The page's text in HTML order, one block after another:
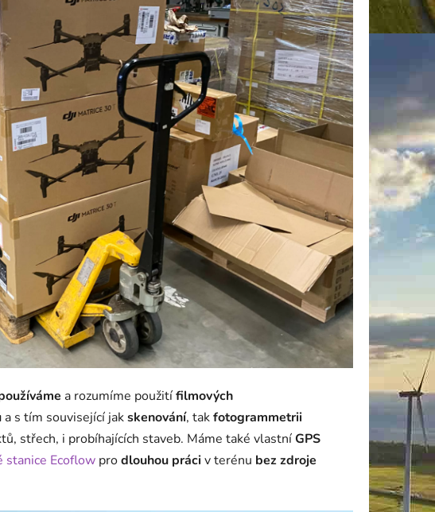
a rozumíme použitífilmových
a s tím související jakskenování, takfotogrammetrii
střech, i probíhajících staveb. Máme také vlastníGPS
stanice Ecoflow prodlouhou práciv terénu bez zdroje